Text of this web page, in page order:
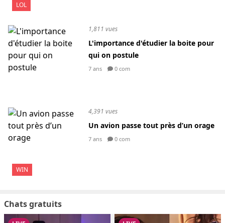
LOL
1,811 vues
L'importance d'étudier la boite pour
qui on postule
7 ans 0 com
WIN
4,391 vues
Un avion passe tout près d’un orage
7 ans 0 com
Chats gratuits